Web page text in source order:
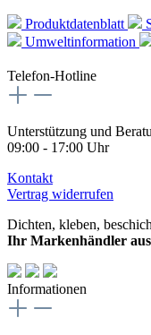
Produktdatenblatt
Umweltinformation
Telefon-Hotline
Unterstützung und
09:00 - 17:00 Uhr
Kontakt
Vertrag widerrufen
Dichten, kleben,
Ihr Markenhändler
Informationen